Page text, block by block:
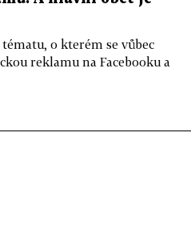
o kterém se vůbec
reklamu na Facebooku a